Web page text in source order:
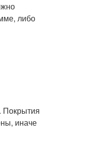
либо
Покрытия
иначе